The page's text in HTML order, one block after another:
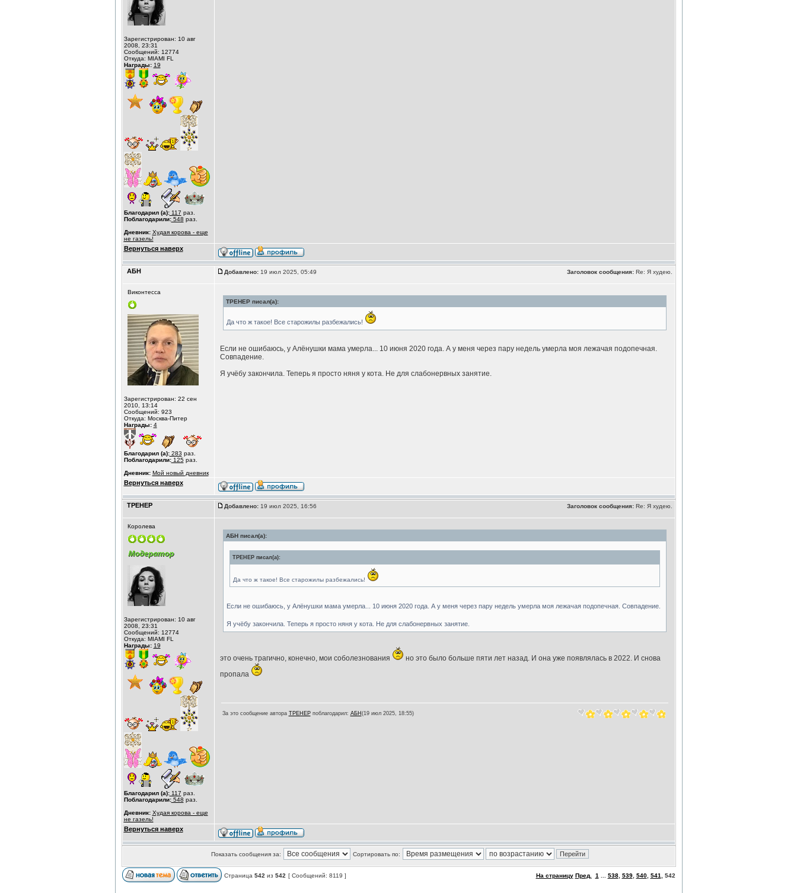
Зарегистрирован: 10 авг
2008, 23:31
Сообщений: 12774
Откуда: MIAMI FL
Награды: 19
Благодарил (а):117 раз.
Поблагодарили:548 раз.
Дневник: Худая корова - еще
не газель!
Вернуться наверх
АБН Заголовок сообщения:Re: Я худею.
Добавлено:19 июл 2025, 05:49
Виконтесса
Зарегистрирован: 22 сен
2010, 13:14
Сообщений: 923
Откуда: Москва-Питер
Награды: 4
Благодарил (а):283 раз.
Поблагодарили:125раз.
Дневник: Мой новый дневник
ТРЕНЕР писал(а):
Да что ж такое! Все старожилы разбежались!
Если не ошибаюсь, у Алёнушки мама умерла... 10 июня 2020 года. А у меня через пару недель умерла моя лежачая подопечная.
Совпадение.
Я учёбу закончила. Теперь я просто няня у кота. Не для слабонервных занятие.
Вернуться наверх
ТРЕНЕР Заголовок сообщения:Re: Я худею.
Добавлено:19 июл 2025, 16:56
Королева
Зарегистрирован: 10 авг
2008, 23:31
Сообщений: 12774
Откуда: MIAMI FL
Награды: 19
Благодарил (а):117 раз.
Поблагодарили:548 раз.
Дневник: Худая корова - еще
не газель!
АБН писал(а):
ТРЕНЕР писал(а):
Да что ж такое! Все старожилы разбежались!
Если не ошибаюсь, у Алёнушки мама умерла... 10 июня 2020 года. А у меня через пару недель умерла моя лежачая подопечная. Совпадение.
Я учёбу закончила. Теперь я просто няня у кота. Не для слабонервных занятие.
это очень трагично, конечно, мои соболезнования
но это было больше пяти лет назад. И она уже появлялась в 2022. И снова
пропала
За это сообщение автора ТРЕНЕРпоблагодарил: АБН (19 июл 2025, 18:55)
Вернуться наверх
Показать сообщения за: Сортировать по:
Страница 542 из 542 [ Сообщений: 8119 ] На страницу Пред. 1 538, 539, 540, 541 542